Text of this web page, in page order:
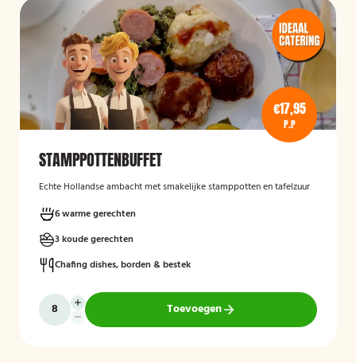
€17,95
P.P
STAMPPOTTENBUFFET
Echte Hollandse ambacht met smakelijke stamppotten en tafelzuur
6 warme gerechten
3 koude gerechten
Chafing dishes, borden & bestek
Toevoegen